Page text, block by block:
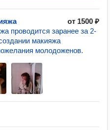
от 1500 ₽
проводится заранее за 2-
макияжа
молодоженов.